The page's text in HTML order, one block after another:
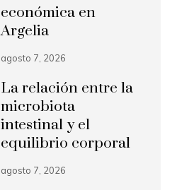
económica en
Argelia
agosto 7, 2026
La relación entre la
microbiota
intestinal y el
equilibrio corporal
agosto 7, 2026